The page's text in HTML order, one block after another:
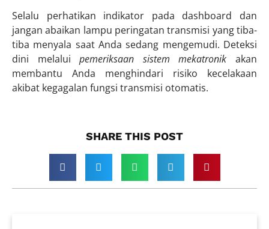
Selalu perhatikan indikator pada dashboard dan
jangan abaikan lampu peringatan transmisi yang tiba-
tiba menyala saat Anda sedang mengemudi. Deteksi
dini melaluipemeriksaan sistem mekatronik akan
membantu Anda menghindari risiko kecelakaan
akibat kegagalan fungsi transmisi otomatis.
SHARE THIS POST​